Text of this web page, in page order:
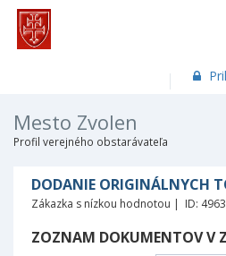
Mesto Zvolen
Profil verejného obstarávateľa
DODANIE ORIGINÁLNYCH
Zákazka s nízkou hodnotou | ID:
ZOZNAM DOKUMENTOV V